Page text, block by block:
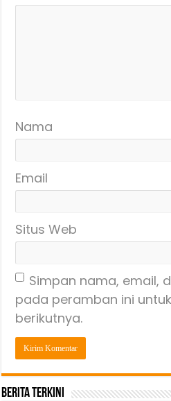
Nama
Email
Situs Web
Simpan nama, email,
pada peramban ini
berikutnya.
Berita Terkini